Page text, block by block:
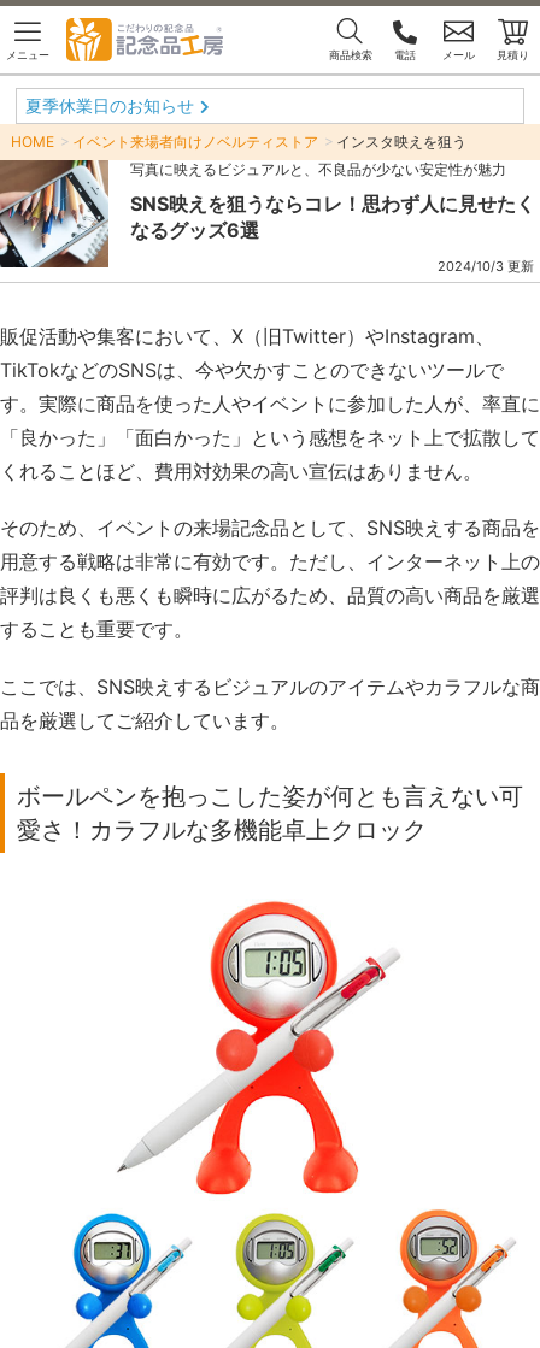
メニュー 商品検索 電話 メール 見積り
夏季休業日のお知らせ
HOME イベント来場者向けノベルティストア
インスタ映えを狙う
写真に映えるビジュアルと、不良品が少ない安定性が魅力
SNS映えを狙うならコレ！思わず人に見せたく
なるグッズ6選
2024/10/3 更新
販促活動や集客において、X（旧Twitter）やInstagram、
TikTokなどのSNSは、今や欠かすことのできないツールで
す。実際に商品を使った人やイベントに参加した人が、率直に
「良かった」「面白かった」という感想をネット上で拡散して
くれることほど、費用対効果の高い宣伝はありません。
そのため、イベントの来場記念品として、SNS映えする商品を
用意する戦略は非常に有効です。ただし、インターネット上の
評判は良くも悪くも瞬時に広がるため、品質の高い商品を厳選
することも重要です。
ここでは、SNS映えするビジュアルのアイテムやカラフルな商
品を厳選してご紹介しています。
ボールペンを抱っこした姿が何とも言えない可
愛さ！カラフルな多機能卓上クロック